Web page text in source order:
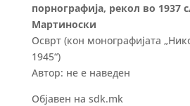
порнографија, рекол во 1937
Mартиноски
Осврт (кон монографијата
1945“)
Автор: не е наведен
Објавен на sdk.mk